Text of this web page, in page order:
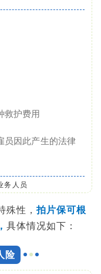
救护费用
员因此产生的法律
务人员
殊性， 拍片保可根
具体情况如下：
险